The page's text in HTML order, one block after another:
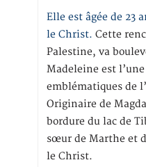
Elle est âgée de 23
le Christ. Cette
Palestine, va
Madeleine est
emblématiques de
Originaire de
bordure du lac de
sœur de Marthe et
le Christ.